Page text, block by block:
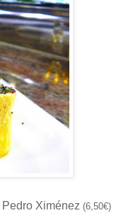
Ximénez (6,50€)